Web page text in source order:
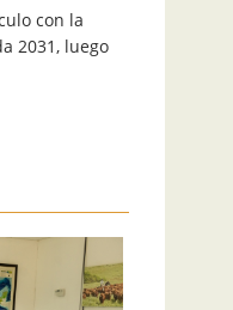
con la
2031, luego